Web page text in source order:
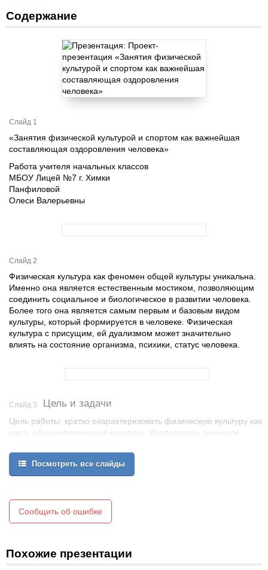
Содержание
Слайд 1
«Занятия физической культурой и спортом как важнейшая
составляющая оздоровления человека»
Работа учителя начальных классов
МБОУ Лицей №7 г. Химки
Панфиловой
Олеси Валерьевны
Слайд 2
Физическая культура как феномен общей культуры уникальна.
Именно она является естественным мостиком, позволяющим
соединить социальное и биологическое в развитии человека.
Более того она является самым первым и базовым видом
культуры, который формируется в человеке. Физическая
культура с присущим, ей дуализмом может значительно
влиять на состояние организма, психики, статус человека.
Слайд 3 Цель и задачи
Цель работы: кратко охарактеризовать физическую культуру как
часть общечеловеческой культуры. Исследовать ценности
Задачи:
1.Изучить литературу о физической культуре.
2.Выявить значимость физической культуры как составной части
3.Определить социальную значимость физической культуры.
Посмотреть все слайды
Сообщить об ошибке
Похожие презентации